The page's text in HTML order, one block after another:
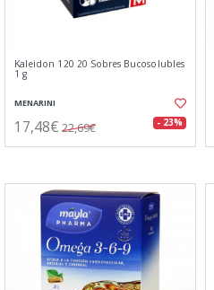
Kaleidon 120 20 Sobres Bucosolubles
1 g
MENARINI
17,48€ 22,69€ - 23%